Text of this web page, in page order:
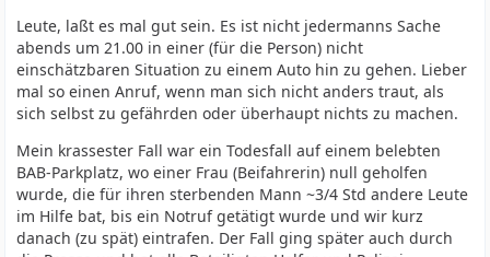
Leute, laßt es mal gut sein. Es ist nicht jedermanns Sache
abends um 21.00 in einer (für die Person) nicht
einschätzbaren Situation zu einem Auto hin zu gehen. Lieber
mal so einen Anruf, wenn man sich nicht anders traut, als
sich selbst zu gefährden oder überhaupt nichts zu machen.
Mein krassester Fall war ein Todesfall auf einem belebten
BAB-Parkplatz, wo einer Frau (Beifahrerin) null geholfen
wurde, die für ihren sterbenden Mann ~3/4 Std andere Leute
im Hilfe bat, bis ein Notruf getätigt wurde und wir kurz
danach (zu spät) eintrafen. Der Fall ging später auch durch